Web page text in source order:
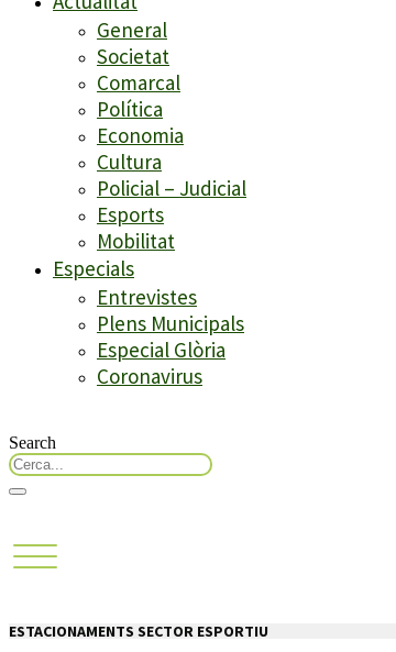
General
Societat
Comarcal
Política
Economia
Cultura
Policial – Judicial
Esports
Mobilitat
Especials
Entrevistes
Plens Municipals
Especial Glòria
Coronavirus
Search
ESTACIONAMENTS SECTOR ESPORTIU